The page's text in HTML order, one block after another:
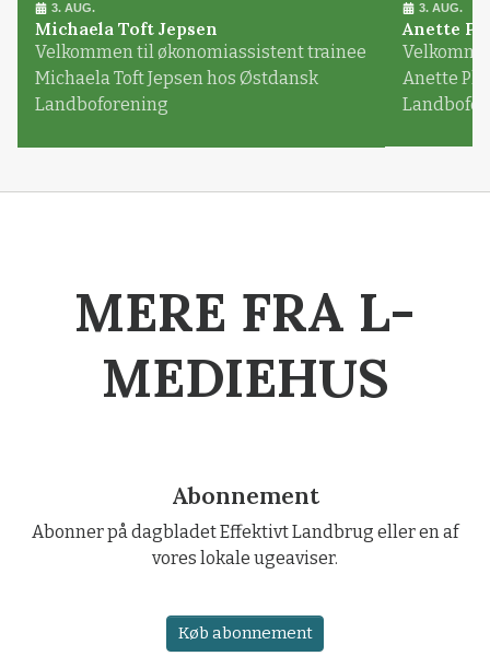
3. AUG.
Michaela Toft Jepsen
Velkommen til økonomiassistent trainee
Michaela Toft Jepsen hos Østdansk
Landboforening
3. AUG.
Anette
Anette
MERE FRA L-
MEDIEHUS
Abonnement
Abonner på dagbladet Effektivt Landbrug eller en af
vores lokale ugeaviser.
Køb abonnement